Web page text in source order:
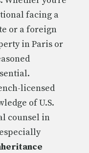
facing a
or a foreign
in Paris or
licensed
of U.S.
counsel in